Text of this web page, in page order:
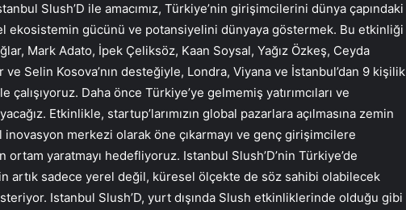
Slush’D ile amacımız, Türkiye’nin girişimcilerini dünya çapındaki
ekosistemin gücünü ve potansiyelini dünyaya göstermek. Bu etkinliği
Mark Adato, İpek Çeliksöz, Kaan Soysal, Yağız Özkeş, Ceyda
ve Selin Kosova’nın desteğiyle, Londra, Viyana ve İstanbul’dan 9 kişilik
Daha önce Türkiye’ye gelmemiş yatırımcıları ve
Etkinlikle, startup’larımızın global pazarlara açılmasına zemin
inovasyon merkezi olarak öne çıkarmayı ve genç girişimcilere
ortam yaratmayı hedefliyoruz. Istanbul Slush’D’nin Türkiye’de
artık sadece yerel değil, küresel ölçekte de söz sahibi olabilecek
Istanbul Slush’D, yurt dışında Slush etkinliklerinde olduğu gibi